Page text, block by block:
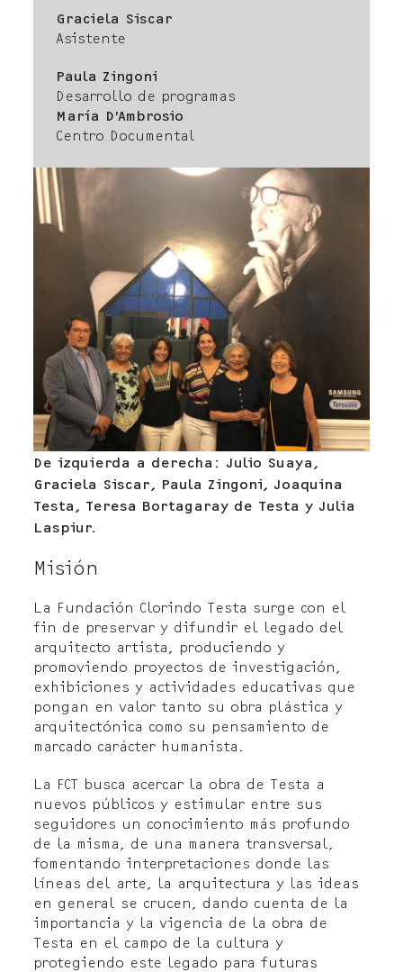
Graciela Siscar
Asistente
Paula Zingoni
Desarrollo de programas
María D’Ambrosio
Centro Documental
De izquierda a derecha: Julio Suaya,
Graciela Siscar, Paula Zingoni, Joaquina
Testa, Teresa Bortagaray de Testa y Julia
Laspiur.
Misión
La Fundación Clorindo Testa surge con el
fin de preservar y difundir el legado del
arquitecto artista, produciendo y
promoviendo proyectos de investigación,
exhibiciones y actividades educativas que
pongan en valor tanto su obra plástica y
arquitectónica como su pensamiento de
marcado carácter humanista.
La FCT busca acercar la obra de Testa a
nuevos públicos y estimular entre sus
seguidores un conocimiento más profundo
de la misma, de una manera transversal,
fomentando interpretaciones donde las
líneas del arte, la arquitectura y las ideas
en general se crucen, dando cuenta de la
importancia y la vigencia de la obra de
Testa en el campo de la cultura y
protegiendo este legado para futuras